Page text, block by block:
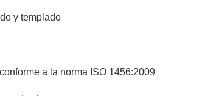
y templado
a la norma ISO 1456:2009